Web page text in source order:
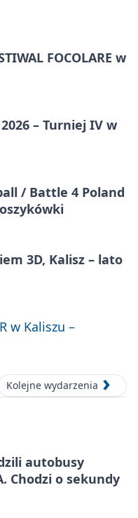
FOCOLARE w
– Turniej IV w
/ Battle 4 Poland
3D, Kalisz – lato
w Kaliszu –
Kolejne wydarzenia
autobusy
Chodzi o sekundy